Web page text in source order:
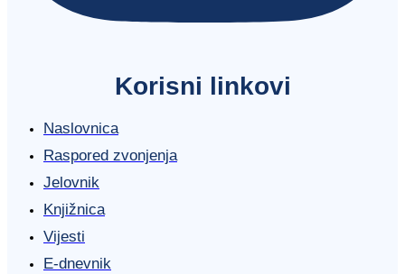
Korisni linkovi
Naslovnica
Raspored zvonjenja
Jelovnik
Knjižnica
Vijesti
E-dnevnik